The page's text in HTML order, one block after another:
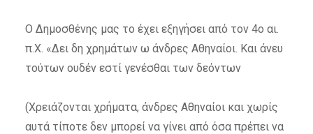
Ο Δημοσθένης μας το έχει εξηγήσει από τον 4ο αι.
π.Χ. «Δει δη χρημάτων ω άνδρες Αθηναίοι. Και άνευ
τούτων ουδέν εστί γενέσθαι των δεόντων
(Χρειάζονται χρήματα, άνδρες Αθηναίοι και χωρίς
αυτά τίποτε δεν μπορεί να γίνει από όσα πρέπει να